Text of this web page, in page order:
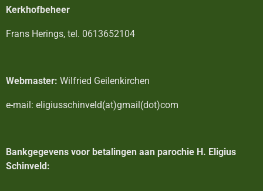
Kerkhofbeheer
Frans Herings, tel. 0613652104
Webmaster: Wilfried Geilenkirchen
e-mail: eligiusschinveld(at)gmail(dot)com
Bankgegevens voor betalingen aan parochie H. Eligius
Schinveld: